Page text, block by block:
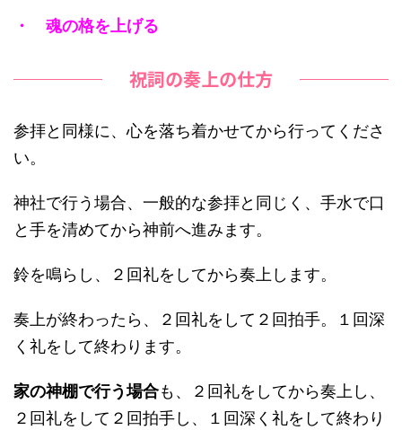
・ 魂の格を上げる
祝詞の奏上の仕方
参拝と同様に、心を落ち着かせてから行ってくださ
い。
神社で行う場合、一般的な参拝と同じく、手水で口
と手を清めてから神前へ進みます。
鈴を鳴らし、２回礼をしてから奏上します。
奏上が終わったら、２回礼をして２回拍手。１回深
く礼をして終わります。
家の神棚で行う場合も、２回礼をしてから奏上し、
２回礼をして２回拍手し、１回深く礼をして終わり